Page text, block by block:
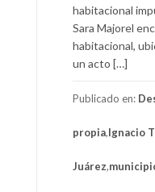
habitacional
Sara Majorel
habitacional,
un acto […]
Publicado en:
propia,Ignacio
Juárez,